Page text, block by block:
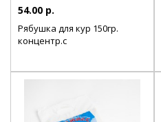
54.00 р.
Рябушка для кур 150гр.
концентр.с